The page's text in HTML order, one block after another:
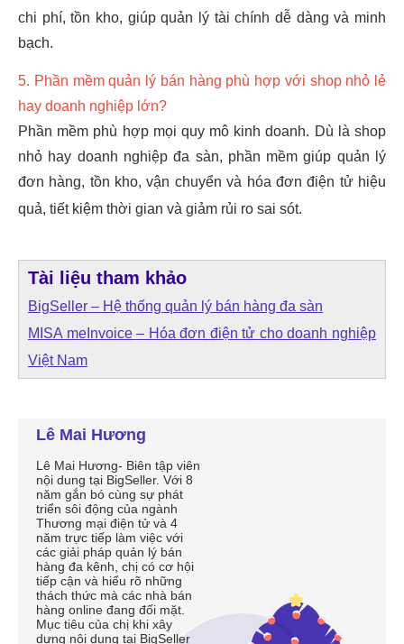
Lê Mai Hương
Lê Mai Hương- Biên tập viên
nội dung tại BigSeller. Với 8
năm gắn bó cùng sự phát
triển sôi động của ngành
Thương mại điện tử và 4
năm trực tiếp làm việc với
các giải pháp quản lý bán
hàng đa kênh, chị có cơ hội
tiếp cận và hiểu rõ những
thách thức mà các nhà bán
hàng online đang đối mặt.
Mục tiêu của chị khi xây
dựng nội dung tại BigSeller